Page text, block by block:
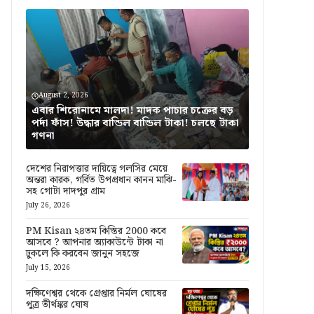
August 2, 2026
এবার শিরোনামে মালদা! মাদক পাচার চক্রের বড়
পর্দা ফাঁস! উদ্ধার বান্ডিল বান্ডিল টাকা! চলছে টাকা
গণনা
দেশের নিরাপত্তার দায়িত্বে গলসির মেয়ে
অন্তরা কারক, গর্বিত উপপ্রধান কানন মাঝি-
সহ গোটা দাদপুর গ্রাম
July 26, 2026
PM Kisan ২৪তম কিস্তির 2000 কবে
আসবে ? আপনার অ্যাকাউন্টে টাকা না
ঢুকলে কি করবেন জানুন সহজে
July 15, 2026
দক্ষিণেশ্বর থেকে গ্রেপ্তার নির্মল ঘোষের
পুত্র তীর্থঙ্কর ঘোষ